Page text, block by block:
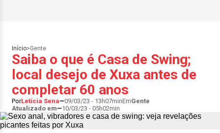
Início>Gente
Saiba o que é Casa de Swing;
local desejo de Xuxa antes de
completar 60 anos
PorLetícia Sena 09/03/23 - 13h07minEmGente
Atualizado em
10/03/23 - 05h02min